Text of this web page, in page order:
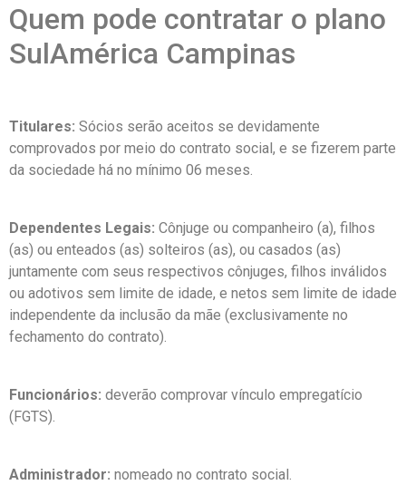
Quem pode contratar o plano
SulAmérica Campinas
Titulares: Sócios serão aceitos se devidamente
comprovados por meio do contrato social, e se fizerem parte
da sociedade há no mínimo 06 meses.
Dependentes Legais: Cônjuge ou companheiro (a), filhos
(as) ou enteados (as) solteiros (as), ou casados (as)
juntamente com seus respectivos cônjuges, filhos inválidos
ou adotivos sem limite de idade, e netos sem limite de idade
independente da inclusão da mãe (exclusivamente no
fechamento do contrato).
Funcionários: deverão comprovar vínculo empregatício
(FGTS).
Administrador: nomeado no contrato social.